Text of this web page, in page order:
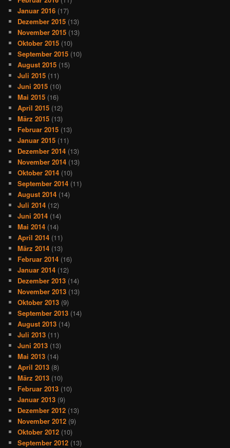
Januar 2016 (17)
Dezember 2015 (13)
November 2015 (13)
Oktober 2015 (10)
September 2015 (10)
August 2015 (15)
Juli 2015 (11)
Juni 2015 (10)
Mai 2015 (16)
April 2015 (12)
März 2015 (13)
Februar 2015 (13)
Januar 2015 (11)
Dezember 2014 (13)
November 2014 (13)
Oktober 2014 (10)
September 2014 (11)
August 2014 (14)
Juli 2014 (12)
Juni 2014 (14)
Mai 2014 (14)
April 2014 (11)
März 2014 (13)
Februar 2014 (16)
Januar 2014 (12)
Dezember 2013 (14)
November 2013 (13)
Oktober 2013 (9)
September 2013 (14)
August 2013 (14)
Juli 2013 (11)
Juni 2013 (13)
Mai 2013 (14)
April 2013 (8)
März 2013 (10)
Februar 2013 (10)
Januar 2013 (9)
Dezember 2012 (13)
November 2012 (9)
Oktober 2012 (10)
September 2012 (13)